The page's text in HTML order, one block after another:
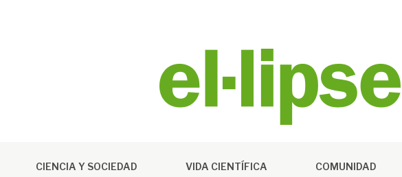
CIENCIA Y SOCIEDAD VIDA CIENTÍFICA COMUNIDAD